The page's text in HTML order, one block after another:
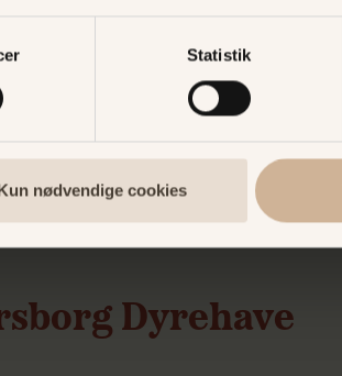
Statistik
nødvendige cookies
Dyrehave